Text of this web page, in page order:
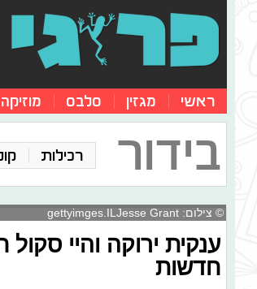
ראשי מגזין סלבס מוזיקה
בידור רכילות
© צילום: gettyimges.ILJesse Grant
ענקית ירוקה והיי
חדשות